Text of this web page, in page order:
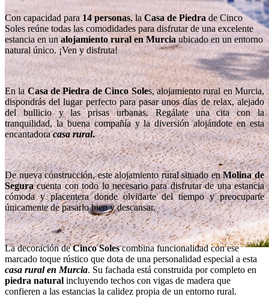
Con capacidad para 14 personas, la Casa de Piedra de Cinco
Soles reúne todas las comodidades para disfrutar de una excelente
estancia en unalojamiento rural en Murcia ubicado en un entorno
natural único. ¡Ven y disfruta!
En laCasa de Piedra de Cinco Soles, alojamiento rural en Murcia,
dispondrás del lugar perfecto para pasar unos días de relax, alejado
del bullicio y las prisas urbanas. Regálate una cita con la
tranquilidad, la buena compañía y la diversión alojándote en esta
encantadora casa rural.
De nueva construcción, este alojamiento rural situado enMolina de
Seguracuenta con todo lo necesario para disfrutar de una estancia
cómoda y placentera donde olvidarte del tiempo y preocuparte
únicamente de pasarlo bien y descansar.
La decoración deCinco Solescombina funcionalidad con ese
marcado toque rústico que dota de una personalidad especial a esta
casa rural en Murcia. Su fachada está construida por completo en
piedra natural incluyendo techos con vigas de madera que
confieren a las estancias la calidez propia de un entorno rural.